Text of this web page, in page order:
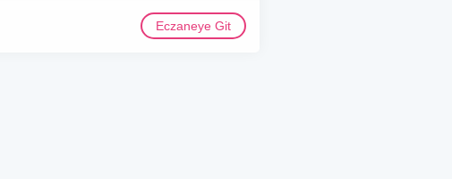
Eczaneye Git